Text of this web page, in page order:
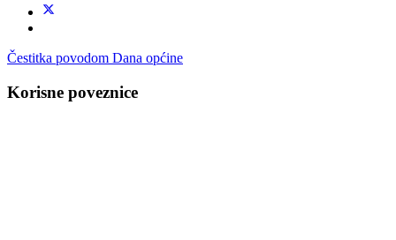
Čestitka povodom Dana općine
Korisne poveznice